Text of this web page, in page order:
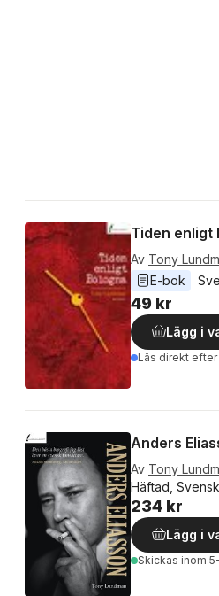
Tiden enligt
Av Tony
E-bok
49 kr
Lägg i
Läs direkt
Anders
Av Tony
Häftad,
234 kr
Lägg i
Skickas inom